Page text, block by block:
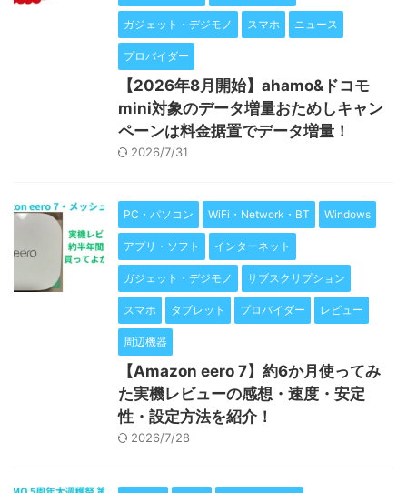
ガジェット・デジモノ スマホ ニュース
プロバイダー
【2026年8月開始】ahamo&ドコモ
mini対象のデータ増量おためしキャン
ペーンは料金据置でデータ増量！
2026/7/31
PC・パソコン WiFi・Network・BT Windows
アプリ・ソフト インターネット
ガジェット・デジモノ サブスクリプション
スマホ タブレット プロバイダー レビュー
周辺機器
【Amazon eero 7】約6か月使ってみ
た実機レビューの感想・速度・安定
性・設定方法を紹介！
2026/7/28